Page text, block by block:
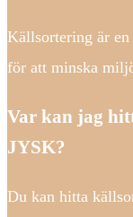
Källsortering är
för att minska
Var kan jag
JYSK?
Du kan hitta